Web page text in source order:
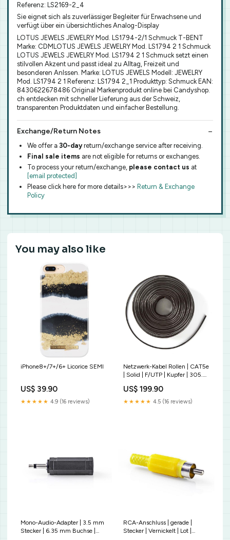
Referenz: LS2169-2_4
Sie eignet sich als zuverlässiger Begleiter für Erwachsene und
verfügt über ein übersichtliches Analog-Display
LOTUS JEWELS JEWELRY Mod. LS1794-2/1 Schmuck T-BENT
Marke: CDMLOTUS JEWELS JEWELRY Mod. LS1794 2 1 Schmuck
LOTUS JEWELS JEWELRY Mod. LS1794 2 1 Schmuck setzt einen
stilvollen Akzent und passt ideal zu Alltag, Freizeit und
besonderen Anlssen. Marke: LOTUS JEWELS Modell: JEWELRY
Mod. LS1794 2 1 Referenz: LS1794 2_1 Produkttyp: Schmuck EAN:
8430622678486 Original Markenprodukt online bei Candyshop.
ch entdecken mit schneller Lieferung aus der Schweiz,
transparenten Produktdaten und einfacher Bestellung.
Exchange/Return Notes
We offer a 30-dayreturn/exchange service after receiving.
Final sale items are not eligible for returns or exchanges.
To process your return/exchange, please contact us at
[email protected]
Please click here for more details>>> Return & Exchange
Policy
You may also like
iPhone8+/7+/6+ Licorice SEMI
US$ 39.90
★★★★★ 4.9 (16 reviews)
Netzwerk-Kabel Rollen | CAT5e
| Solid | F/UTP | Kupfer | 305.0
| Schwarz | Kartonverpackung
Aktiv
US$ 199.90
★★★★★ 4.5 (16 reviews)
Mono-Audio-Adapter | 3.5 mm
Stecker | 6.35 mm Buchse |
RCA-Anschluss | gerade |
Stecker | Vernickelt | Lot |